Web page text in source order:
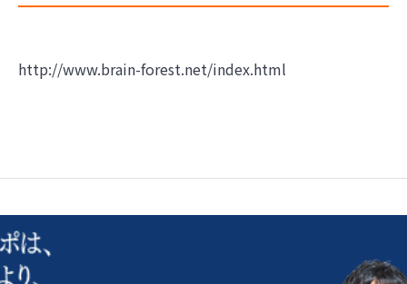
http://www.brain-forest.net/index.html